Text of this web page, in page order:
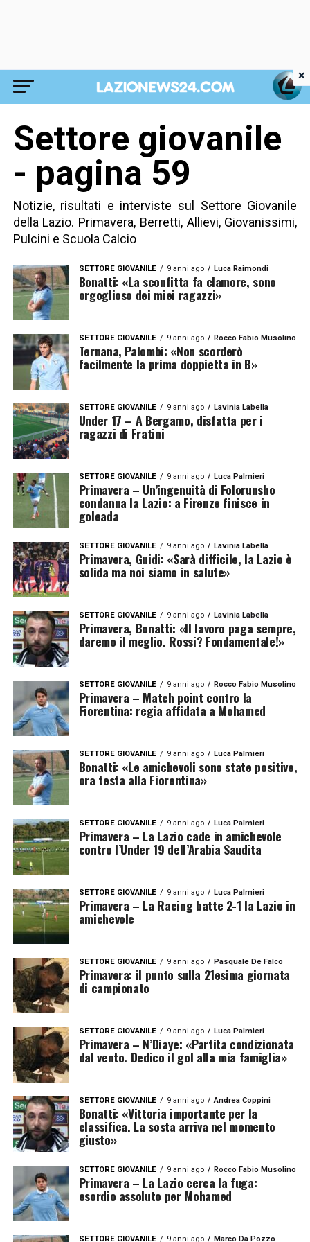
Settore giovanile
- pagina 59
Notizie, risultati e interviste sul Settore Giovanile
della Lazio. Primavera, Berretti, Allievi, Giovanissimi,
Pulcini e Scuola Calcio
SETTORE GIOVANILE 9 anni ago Luca Raimondi
Bonatti: «La sconfitta fa clamore, sono
orgoglioso dei miei ragazzi»
SETTORE GIOVANILE 9 anni ago Rocco Fabio Musolino
Ternana, Palombi: «Non scorderò
facilmente la prima doppietta in B»
SETTORE GIOVANILE 9 anni ago Lavinia Labella
Under 17 – A Bergamo, disfatta per i
ragazzi di Fratini
SETTORE GIOVANILE 9 anni ago Luca Palmieri
Primavera – Un’ingenuità di Folorunsho
condanna la Lazio: a Firenze finisce in
goleada
SETTORE GIOVANILE 9 anni ago Lavinia Labella
Primavera, Guidi: «Sarà difficile, la Lazio è
solida ma noi siamo in salute»
SETTORE GIOVANILE 9 anni ago Lavinia Labella
Primavera, Bonatti: «Il lavoro paga sempre,
daremo il meglio. Rossi? Fondamentale!»
SETTORE GIOVANILE 9 anni ago Rocco Fabio Musolino
Primavera – Match point contro la
Fiorentina: regia affidata a Mohamed
SETTORE GIOVANILE 9 anni ago Luca Palmieri
Bonatti: «Le amichevoli sono state positive,
ora testa alla Fiorentina»
SETTORE GIOVANILE 9 anni ago Luca Palmieri
Primavera – La Lazio cade in amichevole
contro l’Under 19 dell’Arabia Saudita
SETTORE GIOVANILE 9 anni ago Luca Palmieri
Primavera – La Racing batte 2-1 la Lazio in
amichevole
SETTORE GIOVANILE 9 anni ago Pasquale De Falco
Primavera: il punto sulla 21esima giornata
di campionato
SETTORE GIOVANILE 9 anni ago Luca Palmieri
Primavera – N’Diaye: «Partita condizionata
dal vento. Dedico il gol alla mia famiglia»
SETTORE GIOVANILE 9 anni ago Andrea Coppini
Bonatti: «Vittoria importante per la
classifica. La sosta arriva nel momento
giusto»
SETTORE GIOVANILE 9 anni ago Rocco Fabio Musolino
Primavera – La Lazio cerca la fuga:
esordio assoluto per Mohamed
SETTORE GIOVANILE 9 anni ago Marco Da Pozzo
×